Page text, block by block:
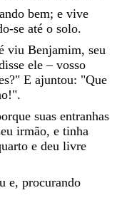
bem; e vive
se até o solo.
viu Benjamim, seu
ele– vosso
?" E ajuntou: "Que
!".
suas entranhas
irmão, e tinha
e deu livre
e, procurando